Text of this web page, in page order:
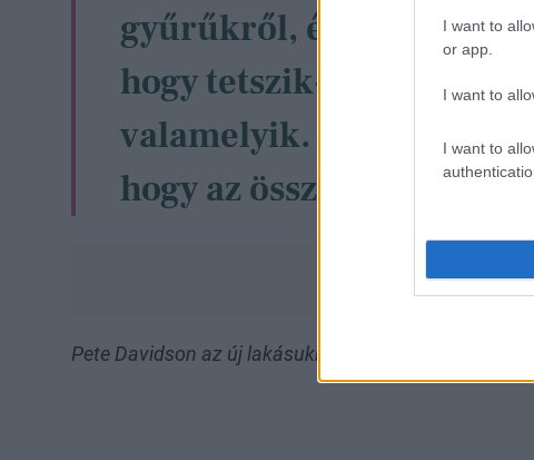
I want to
or app.
I want to
I want to
gyűrűkről, és
hogy tetszik-e neki
valamelyik. Erre ő
hogy az összes a
Pete Davidson az új lakásukról is beszélt, amit Ariana